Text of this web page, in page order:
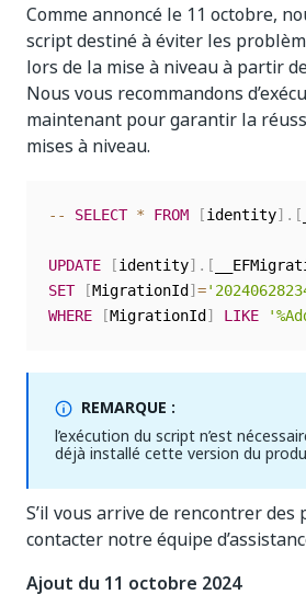
Comme annoncé le 11 octobre,
script destiné à éviter les
lors de la mise à niveau à partir
Nous vous recommandons
maintenant pour garantir la
mises à niveau.
-- SELECT * FROM [identity] . [
UPDATE [identity] . [
SET
[MigrationId ] =
WHERE
[MigrationId ] LIKE
REMARQUE :
l’exécution du script n’est
déjà installé cette version du
S’il vous arrive de rencontrer
contacter notre équipe
Ajout du 11 octobre 2024